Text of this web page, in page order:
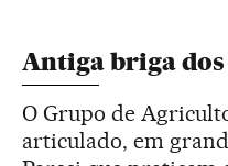
Antiga briga
O Grupo de
articulado, em